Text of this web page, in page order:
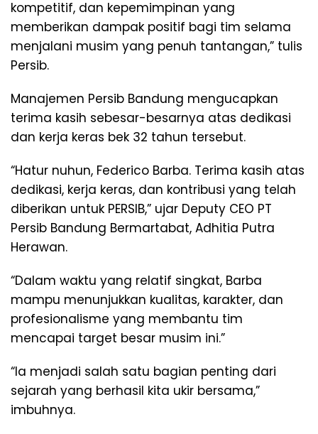
kompetitif, dan kepemimpinan yang
memberikan dampak positif bagi tim selama
menjalani musim yang penuh tantangan,” tulis
Persib.
Manajemen Persib Bandung mengucapkan
terima kasih sebesar-besarnya atas dedikasi
dan kerja keras bek 32 tahun tersebut.
“Hatur nuhun, Federico Barba. Terima kasih atas
dedikasi, kerja keras, dan kontribusi yang telah
diberikan untuk PERSIB,” ujar Deputy CEO PT
Persib Bandung Bermartabat, Adhitia Putra
Herawan.
“Dalam waktu yang relatif singkat, Barba
mampu menunjukkan kualitas, karakter, dan
profesionalisme yang membantu tim
mencapai target besar musim ini.”
“Ia menjadi salah satu bagian penting dari
sejarah yang berhasil kita ukir bersama,”
imbuhnya.